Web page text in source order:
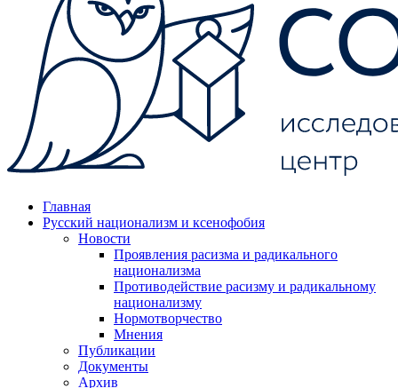
Главная
Русский национализм и ксенофобия
Новости
Проявления расизма и радикального
национализма
Противодействие расизму и радикальному
национализму
Нормотворчество
Мнения
Публикации
Документы
Архив